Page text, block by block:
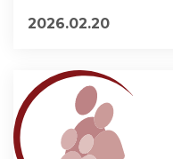
2026.02.20